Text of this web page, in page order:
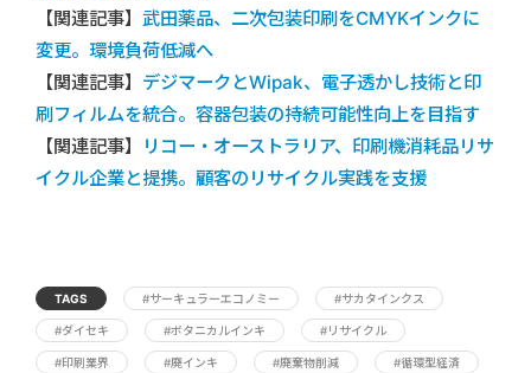
【関連記事】 武田薬品、二次包装印刷をCMYKインクに
変更。環境負荷低減へ
【関連記事】 デジマークとWipak、電子透かし技術と印
刷フィルムを統合。容器包装の持続可能性向上を目指す
【関連記事】
リコー・オーストラリア、印刷機消耗品リサ
イクル企業と提携。顧客のリサイクル実践を支援
TAGS #サーキュラーエコノミー #サカタインクス
#ダイセキ #ボタニカルインキ #リサイクル
#印刷業界 #廃インキ #廃棄物削減 #循環型経済